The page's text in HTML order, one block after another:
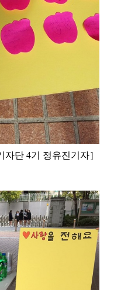
단 4기 정유진기자］